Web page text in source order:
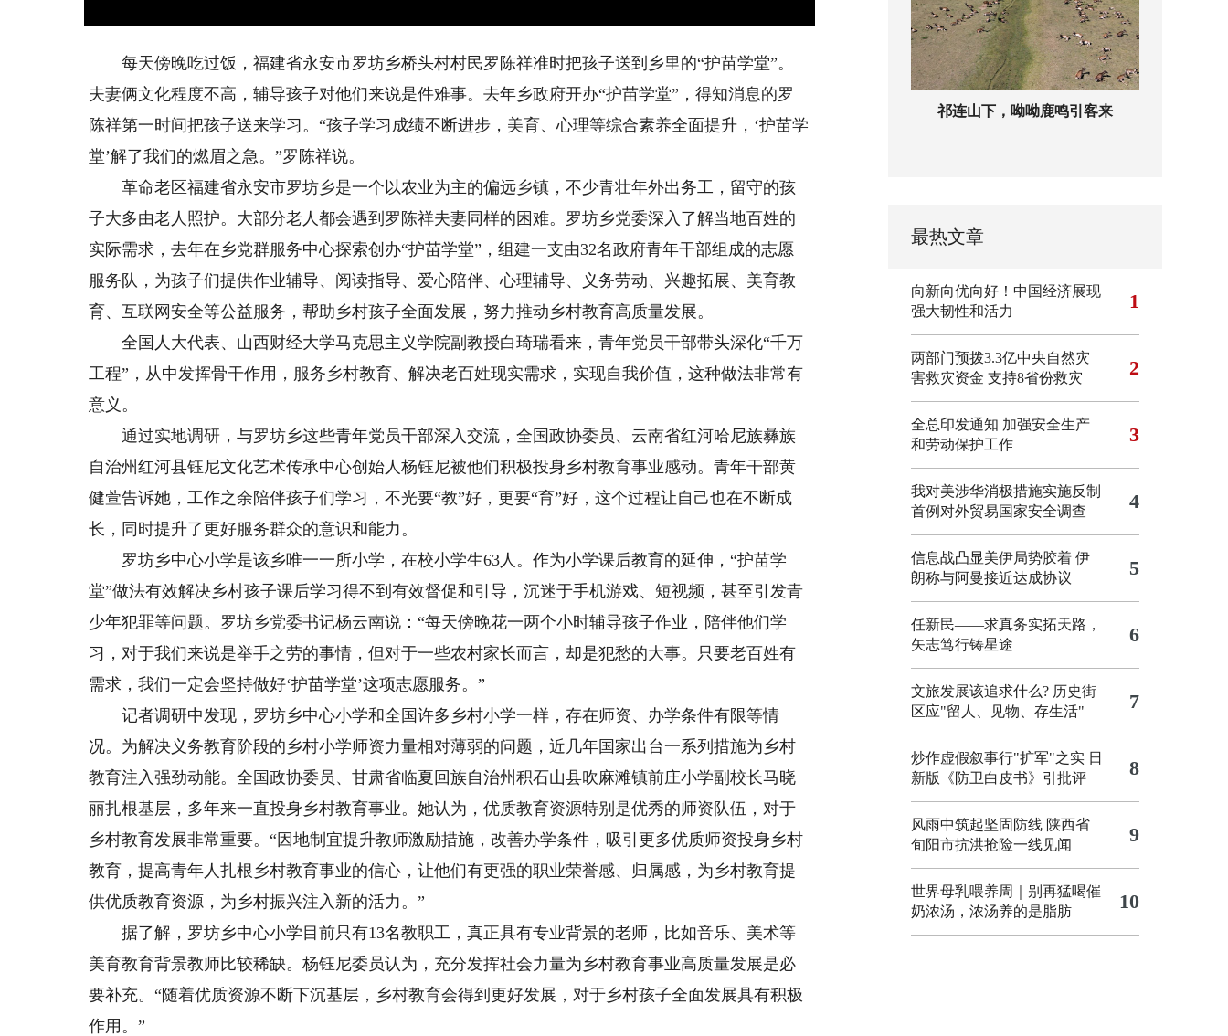
每天傍晚吃过饭，福建省永安市罗坊乡桥头村村民罗陈祥准时把孩子送到乡里的“护苗学堂”。
夫妻俩文化程度不高，辅导孩子对他们来说是件难事。去年乡政府开办“护苗学堂”，得知消息的罗
陈祥第一时间把孩子送来学习。“孩子学习成绩不断进步，美育、心理等综合素养全面提升，‘护苗学
堂’解了我们的燃眉之急。”罗陈祥说。
革命老区福建省永安市罗坊乡是一个以农业为主的偏远乡镇，不少青壮年外出务工，留守的孩
子大多由老人照护。大部分老人都会遇到罗陈祥夫妻同样的困难。罗坊乡党委深入了解当地百姓的
实际需求，去年在乡党群服务中心探索创办“护苗学堂”，组建一支由32名政府青年干部组成的志愿
服务队，为孩子们提供作业辅导、阅读指导、爱心陪伴、心理辅导、义务劳动、兴趣拓展、美育教
育、互联网安全等公益服务，帮助乡村孩子全面发展，努力推动乡村教育高质量发展。
全国人大代表、山西财经大学马克思主义学院副教授白琦瑞看来，青年党员干部带头深化“千万
工程”，从中发挥骨干作用，服务乡村教育、解决老百姓现实需求，实现自我价值，这种做法非常有
意义。
通过实地调研，与罗坊乡这些青年党员干部深入交流，全国政协委员、云南省红河哈尼族彝族
自治州红河县钰尼文化艺术传承中心创始人杨钰尼被他们积极投身乡村教育事业感动。青年干部黄
健萱告诉她，工作之余陪伴孩子们学习，不光要“教”好，更要“育”好，这个过程让自己也在不断成
长，同时提升了更好服务群众的意识和能力。
罗坊乡中心小学是该乡唯一一所小学，在校小学生63人。作为小学课后教育的延伸，“护苗学
堂”做法有效解决乡村孩子课后学习得不到有效督促和引导，沉迷于手机游戏、短视频，甚至引发青
少年犯罪等问题。罗坊乡党委书记杨云南说：“每天傍晚花一两个小时辅导孩子作业，陪伴他们学
习，对于我们来说是举手之劳的事情，但对于一些农村家长而言，却是犯愁的大事。只要老百姓有
需求，我们一定会坚持做好‘护苗学堂’这项志愿服务。”
记者调研中发现，罗坊乡中心小学和全国许多乡村小学一样，存在师资、办学条件有限等情
况。为解决义务教育阶段的乡村小学师资力量相对薄弱的问题，近几年国家出台一系列措施为乡村
教育注入强劲动能。全国政协委员、甘肃省临夏回族自治州积石山县吹麻滩镇前庄小学副校长马晓
丽扎根基层，多年来一直投身乡村教育事业。她认为，优质教育资源特别是优秀的师资队伍，对于
乡村教育发展非常重要。“因地制宜提升教师激励措施，改善办学条件，吸引更多优质师资投身乡村
教育，提高青年人扎根乡村教育事业的信心，让他们有更强的职业荣誉感、归属感，为乡村教育提
供优质教育资源，为乡村振兴注入新的活力。”
据了解，罗坊乡中心小学目前只有13名教职工，真正具有专业背景的老师，比如音乐、美术等
美育教育背景教师比较稀缺。杨钰尼委员认为，充分发挥社会力量为乡村教育事业高质量发展是必
要补充。“随着优质资源不断下沉基层，乡村教育会得到更好发展，对于乡村孩子全面发展具有积极
作用。”
祁连山下，呦呦鹿鸣引客来
最热文章
向新向优向好！中国经济展现
强大韧性和活力
1
两部门预拨3.3亿中央自然灾
害救灾资金 支持8省份救灾
2
全总印发通知 加强安全生产
和劳动保护工作
3
我对美涉华消极措施实施反制
首例对外贸易国家安全调查
4
信息战凸显美伊局势胶着 伊
朗称与阿曼接近达成协议
5
任新民——求真务实拓天路，
矢志笃行铸星途
6
文旅发展该追求什么? 历史街
区应"留人、见物、存生活"
7
炒作虚假叙事行"扩军"之实 日
新版《防卫白皮书》引批评
8
风雨中筑起坚固防线 陕西省
旬阳市抗洪抢险一线见闻
9
世界母乳喂养周｜别再猛喝催
奶浓汤，浓汤养的是脂肪
10